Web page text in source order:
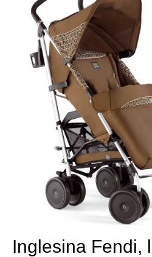
Inglesina Fendi,